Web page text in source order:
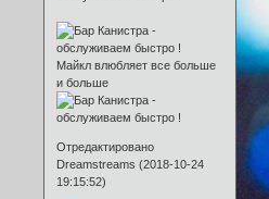
Майкл влюбляет все больше
и больше
Отредактировано
Dreamstreams (2018-10-24
19:15:52)